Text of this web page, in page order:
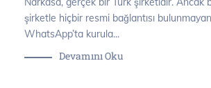
şirketle hiçbir resmi bağlantısı
WhatsApp’ta kurula...
Devamını Oku